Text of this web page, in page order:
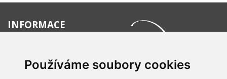
Používáme soubory cookies
INFORMACE
osobních údajů
Všechna práva vyhrazena
Bravura s.r.o. © 2026